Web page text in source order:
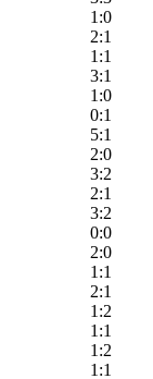
1:0
2:1
1:1
3:1
1:0
0:1
5:1
2:0
3:2
2:1
3:2
0:0
2:0
1:1
2:1
1:2
1:1
1:2
1:1